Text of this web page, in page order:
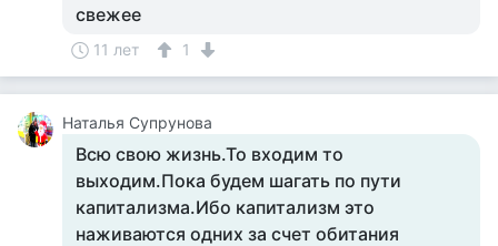
свежее
11 лет 1
Наталья Супрунова
Всю свою жизнь.То входим то
выходим.Пока будем шагать по пути
капитализма.Ибо капитализм это
наживаются одних за счет обитания